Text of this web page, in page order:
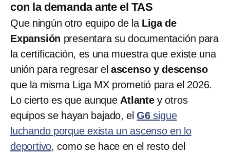
con la demanda ante el TAS
Que ningún otro equipo de laLiga de
Expansión presentara su documentación para
la certificación, es una muestra que existe una
unión para regresar el ascenso y descenso
que la misma Liga MX prometió para el 2026.
Lo cierto es que aunque Atlantey otros
equipos se hayan bajado, elG6 sigue
luchando porque exista un ascenso en lo
deportivo, como se hace en el resto del